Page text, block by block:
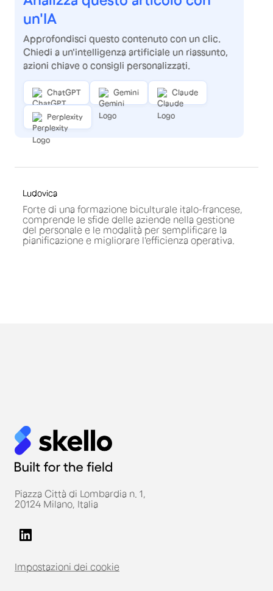
un'IA
Approfondisci questo contenuto con un clic.
Chiedi a un'intelligenza artificiale un riassunto,
azioni chiave o consigli personalizzati.
ChatGPT Gemini Claude
Perplexity
Ludovica
Forte di una formazione biculturale italo-francese,
comprende le sfide delle aziende nella gestione
del personale e le modalità per semplificare la
pianificazione e migliorare l'efficienza operativa.
Piazza Città di Lombardia n. 1,
20124 Milano, Italia
Impostazioni dei cookie